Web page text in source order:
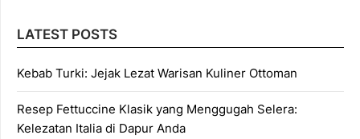
LATEST POSTS
Kebab Turki: Jejak Lezat Warisan Kuliner Ottoman
Resep Fettuccine Klasik yang Menggugah Selera:
Kelezatan Italia di Dapur Anda